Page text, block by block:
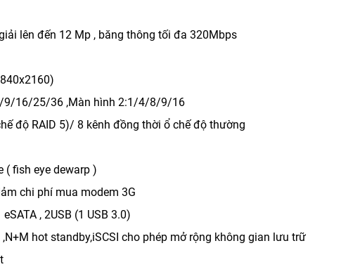
lên đến 12 Mp , băng thông tối đa 320Mbps
16/25/36 ,Màn hình 2:1/4/8/9/16
độ RAID 5)/ 8 kênh đồng thời ổ chế độ thường
( fish eye dewarp )
chi phí mua modem 3G
, 2USB (1 USB 3.0)
hot standby,iSCSI cho phép mở rộng không gian lưu trữ